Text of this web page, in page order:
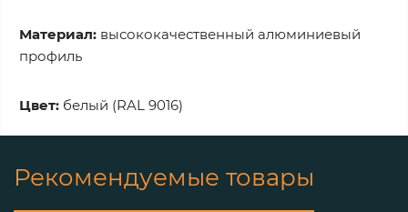
Материал: высококачественный алюминиевый
профиль
Цвет: белый (RAL 9016)
Рекомендуемые товары